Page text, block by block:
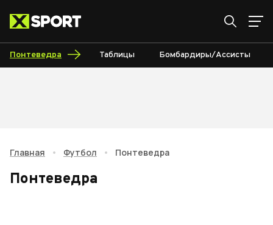
Понтеведра Таблицы Бомбардиры/Ассисты
Главная • Футбол • Понтеведра
Понтеведра